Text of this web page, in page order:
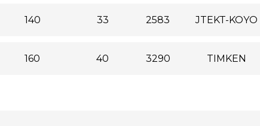
140 33 2583 JTEKT-KOYO
160 40 3290 TIMKEN